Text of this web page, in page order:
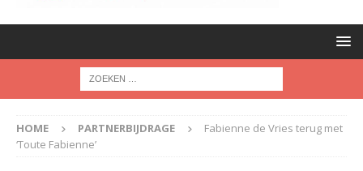
HOME PARTNERBIJDRAGE
Fabienne de Vries terug met
‘Toute Fabienne’